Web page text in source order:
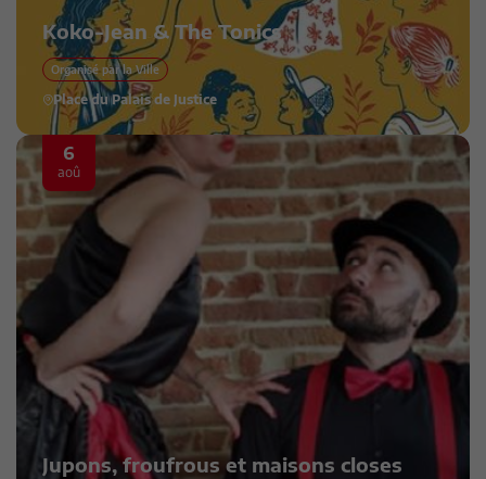
Koko-Jean & The Tonics
Organisé par la Ville
Place du Palais de Justice
6
aoû
Jupons, froufrous et maisons closes